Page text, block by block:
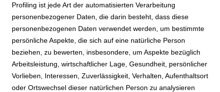
Profiling ist jede Art der automatisierten Verarbeitung
personenbezogener Daten, die darin besteht, dass diese
personenbezogenen Daten verwendet werden, um bestimmte
persönliche Aspekte, die sich auf eine natürliche Person
beziehen, zu bewerten, insbesondere, um Aspekte bezüglich
Arbeitsleistung, wirtschaftlicher Lage, Gesundheit, persönlicher
Vorlieben, Interessen, Zuverlässigkeit, Verhalten, Aufenthaltsort
oder Ortswechsel dieser natürlichen Person zu analysieren